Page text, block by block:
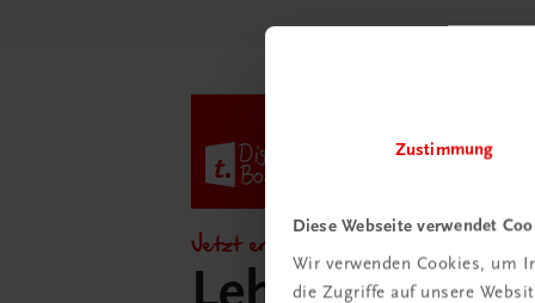
Zustimmung
Diese Webseite verwendet
Wir verwenden Cookies, um
die Zugriffe auf unsere
Jetzt entdecken!